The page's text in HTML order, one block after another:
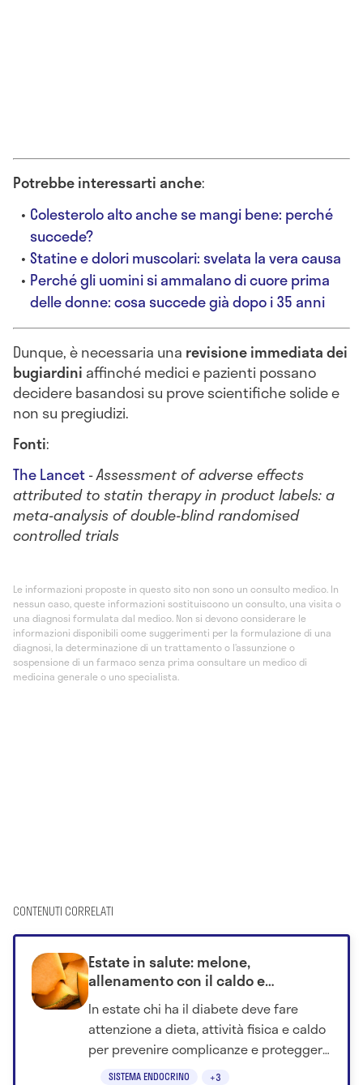
Potrebbe interessarti anche:
Colesterolo alto anche se mangi bene: perché
succede?
Statine e dolori muscolari: svelata la vera causa
Perché gli uomini si ammalano di cuore prima
delle donne: cosa succede già dopo i 35 anni
Dunque, è necessaria una revisione immediata dei
bugiardini affinché medici e pazienti possano
decidere basandosi su prove scientifiche solide e
non su pregiudizi.
Fonti:
The Lancet-Assessment of adverse effects
attributed to statin therapy in product labels: a
meta-analysis of double-blind randomised
controlled trials
Le informazioni proposte in questo sito non sono un consulto medico. In
nessun caso, queste informazioni sostituiscono un consulto, una visita o
una diagnosi formulata dal medico. Non si devono considerare le
informazioni disponibili come suggerimenti per la formulazione di una
diagnosi, la determinazione di un trattamento o l’assunzione o
sospensione di un farmaco senza prima consultare un medico di
medicina generale o uno specialista.
CONTENUTI CORRELATI
SISTEMA ENDOCRINO +3
Estate in salute: melone,
allenamento con il caldo e
neuropatia diabetica
In estate chi ha il diabete deve fare
attenzione a dieta, attività fisica e caldo
per prevenire complicanze e proteggere
il benessere. Scopri come.